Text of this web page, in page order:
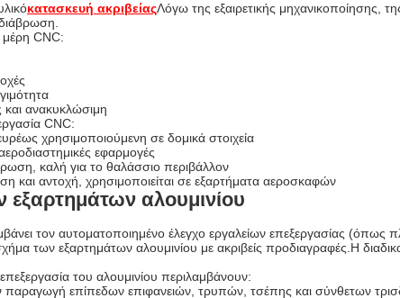
κατασκευή ακριβείαςΛόγω της εξαιρετικής μηχανικοποίησης,
μέρη CNC:
ανακυκλώσιμη
CNC:
χρησιμοποιούμενη σε δομικά στοιχεία
εφαρμογές
καλή για το θαλάσσιο περιβάλλον
αντοχή, χρησιμοποιείται σε εξαρτήματα αεροσκαφών
αλουμινίου
τον αυτοματοποιημένο έλεγχο εργαλείων επεξεργασίας (όπως
των εξαρτημάτων αλουμινίου με ακριβείς προδιαγραφές.Η
του αλουμινίου περιλαμβάνουν:
παραγωγή επίπεδων επιφανειών, τρυπών, τσέπης και σύνθετων